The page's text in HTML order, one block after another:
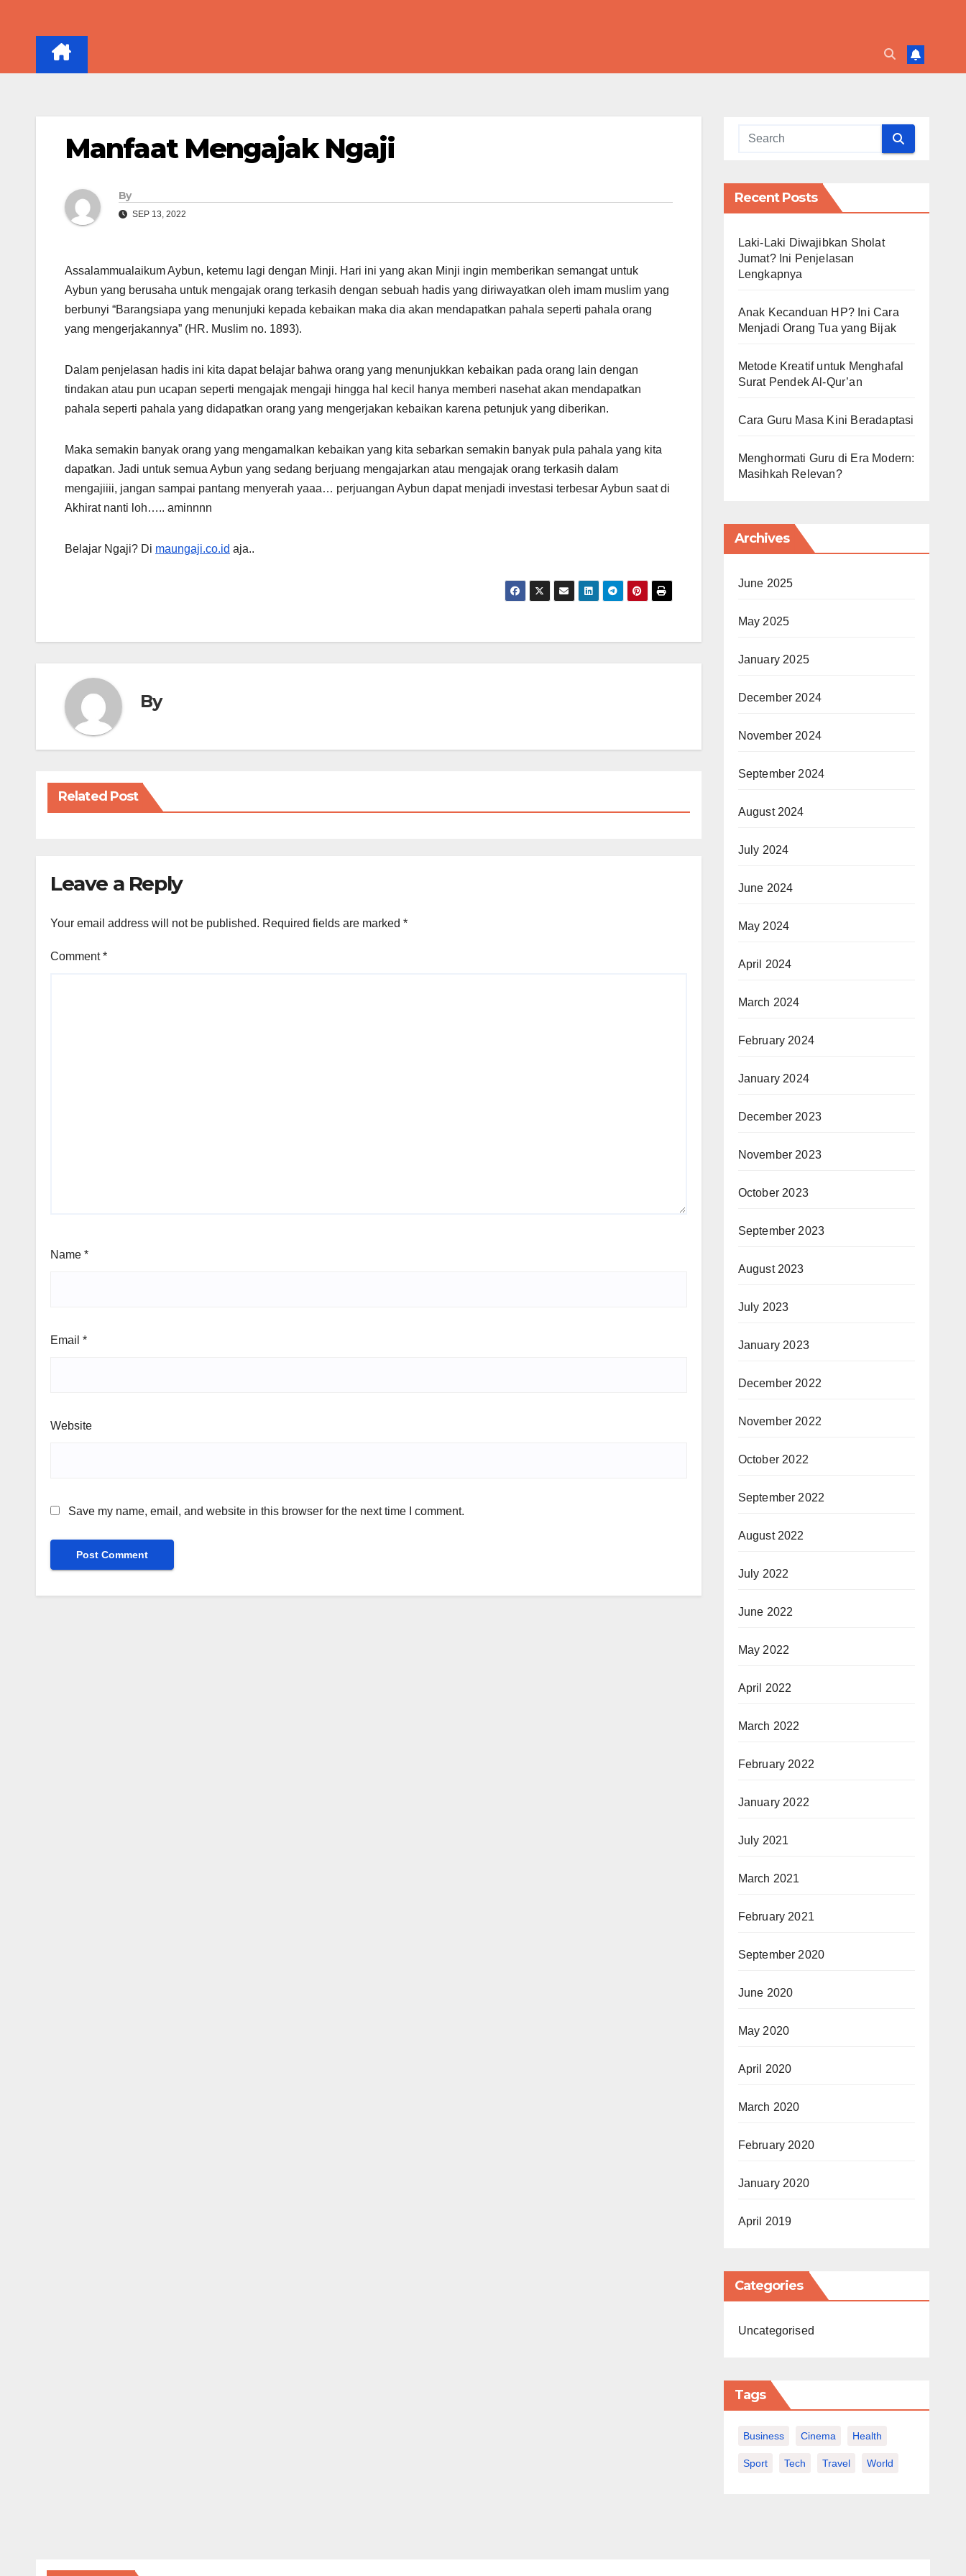
Manfaat Mengajak Ngaji
By
SEP 13, 2022
Assalammualaikum Aybun, ketemu lagi dengan Minji. Hari ini yang akan Minji ingin memberikan semangat untuk
Aybun yang berusaha untuk mengajak orang terkasih dengan sebuah hadis yang diriwayatkan oleh imam muslim yang
berbunyi “Barangsiapa yang menunjuki kepada kebaikan maka dia akan mendapatkan pahala seperti pahala orang
yang mengerjakannya” (HR. Muslim no. 1893).
Dalam penjelasan hadis ini kita dapat belajar bahwa orang yang menunjukkan kebaikan pada orang lain dengan
tindakan atau pun ucapan seperti mengajak mengaji hingga hal kecil hanya memberi nasehat akan mendapatkan
pahala seperti pahala yang didapatkan orang yang mengerjakan kebaikan karena petunjuk yang diberikan.
Maka semakin banyak orang yang mengamalkan kebaikan yang kita sebarkan semakin banyak pula pahala yang kita
dapatkan. Jadi untuk semua Aybun yang sedang berjuang mengajarkan atau mengajak orang terkasih dalam
mengajiiii, jangan sampai pantang menyerah yaaa… perjuangan Aybun dapat menjadi investasi terbesar Aybun saat di
Akhirat nanti loh….. aminnnn
Belajar Ngaji? Di maungaji.co.id aja..
By
Related Post
Leave a Reply
Your email address will not be published. Required fields are marked *
Comment*
Name *
Email *
Website
Save my name, email, and website in this browser for the next time I comment.
Recent Posts
Laki-Laki Diwajibkan Sholat
Jumat? Ini Penjelasan
Lengkapnya
Anak Kecanduan HP? Ini Cara
Menjadi Orang Tua yang Bijak
Metode Kreatif untuk Menghafal
Surat Pendek Al-Qur’an
Cara Guru Masa Kini Beradaptasi
Menghormati Guru di Era Modern:
Masihkah Relevan?
Archives
June 2025
May 2025
January 2025
December 2024
November 2024
September 2024
August 2024
July 2024
June 2024
May 2024
April 2024
March 2024
February 2024
January 2024
December 2023
November 2023
October 2023
September 2023
August 2023
July 2023
January 2023
December 2022
November 2022
October 2022
September 2022
August 2022
July 2022
June 2022
May 2022
April 2022
March 2022
February 2022
January 2022
July 2021
March 2021
February 2021
September 2020
June 2020
May 2020
April 2020
March 2020
February 2020
January 2020
April 2019
Categories
Uncategorised
Tags
Business Cinema Health
Sport Tech Travel World